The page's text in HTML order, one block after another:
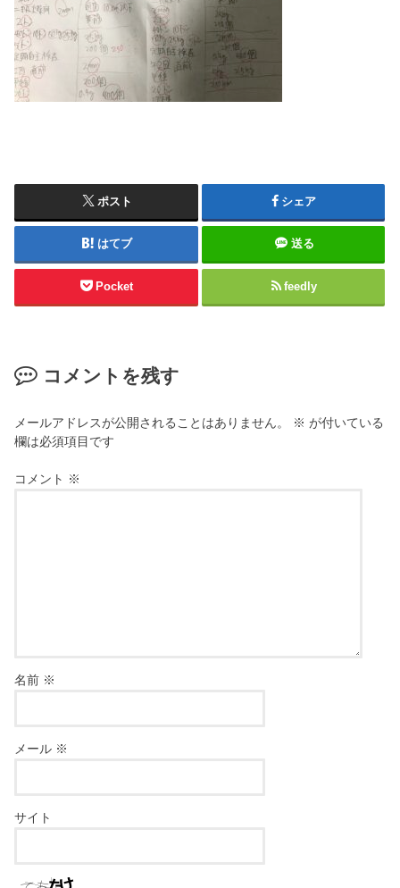
ポスト シェア
はてブ 送る
Pocket feedly
コメントを残す
メールアドレスが公開されることはありません。 ※ が付いている
欄は必須項目です
コメント ※
名前 ※
メール ※
サイト